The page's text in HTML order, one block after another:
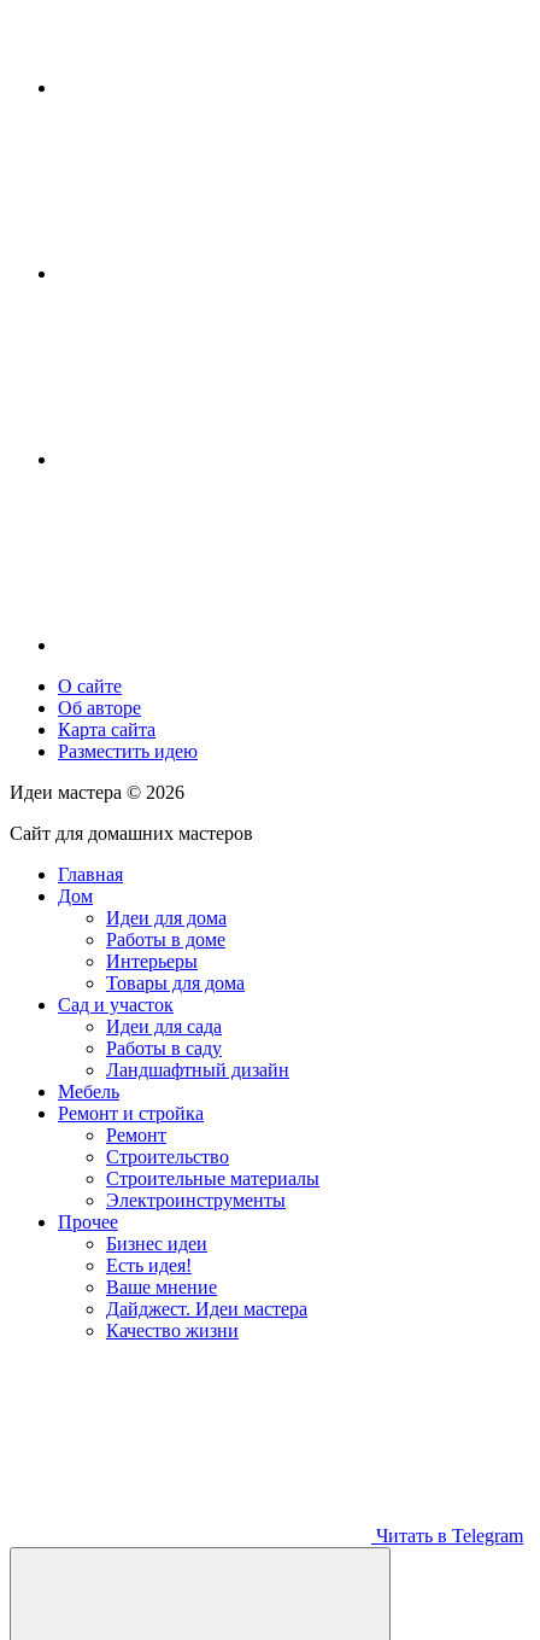
О сайте
Об авторе
Карта сайта
Разместить идею
Идеи мастера © 2026
Сайт для домашних мастеров
Главная
Дом
Идеи для дома
Работы в доме
Интерьеры
Товары для дома
Сад и участок
Идеи для сада
Работы в саду
Ландшафтный дизайн
Мебель
Ремонт и стройка
Ремонт
Строительство
Строительные материалы
Электроинструменты
Прочее
Бизнес идеи
Есть идея!
Ваше мнение
Дайджест. Идеи мастера
Качество жизни
Читать в Telegram